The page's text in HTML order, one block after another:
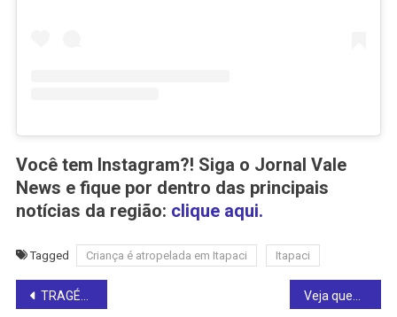
Você tem Instagram?! Siga o Jornal Vale
News e fique por dentro das principais
notícias da região: clique aqui.
Tagged Criança é atropelada em Itapaci Itapaci
Post
TRAGÉDIA: queda de raio em Goianésia mata duas pessoas e deixa outras três feridas (veja o vídeo)